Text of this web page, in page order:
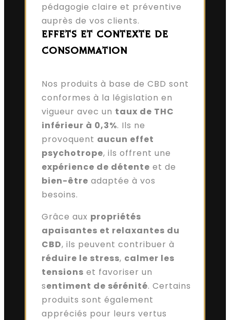
pédagogie claire et préventive
auprès de vos clients.
EFFETS ET CONTEXTE DE
CONSOMMATION
Nos produits à base de CBD sont
conformes à la législation en
vigueur avec un taux de THC
inférieur à 0,3%. Ils ne
provoquent aucun effet
psychotrope, ils offrent une
expérience de détente et de
bien-être adaptée à vos
besoins.
Grâce aux propriétés
apaisantes et relaxantes du
CBD, ils peuvent contribuer à
réduire le stress, calmer les
tensions et favoriser un
sentiment de sérénité. Certains
produits sont également
appréciés pour leurs vertus